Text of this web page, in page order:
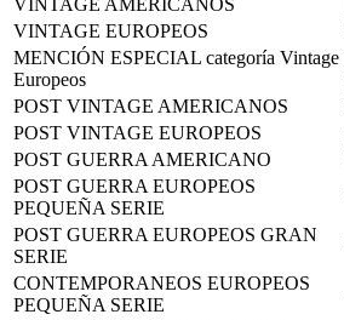
VINTAGE AMERICANOS
VINTAGE EUROPEOS
MENCIÓN ESPECIAL categoría Vintage
Europeos
POST VINTAGE AMERICANOS
POST VINTAGE EUROPEOS
POST GUERRA AMERICANO
POST GUERRA EUROPEOS
PEQUEÑA SERIE
POST GUERRA EUROPEOS GRAN
SERIE
CONTEMPORANEOS EUROPEOS
PEQUEÑA SERIE